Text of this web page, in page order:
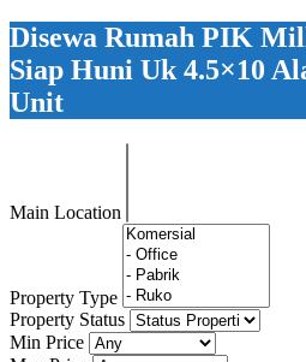
Disewa Rumah PIK
Siap Huni Uk 4.5×10
Unit
Main Location
Property Type
Property Status
Min Price